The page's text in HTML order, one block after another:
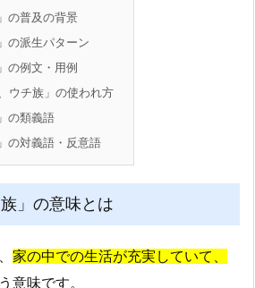
の普及の背景
の派生パターン
の例文・用例
ウチ族」の使われ方
の類義語
の対義語・反意語
」の意味とは
家の中での生活が充実していて、
意味です。